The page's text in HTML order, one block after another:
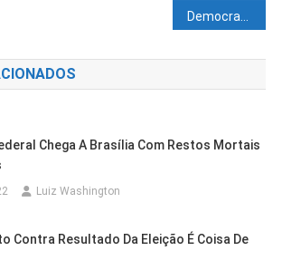
Democratas oficializa ACM Neto pré-candidato ao governo da BAhia
Chega A Brasília Com Restos Mortais
Luiz Washington
Contra Resultado Da Eleição É Coisa De